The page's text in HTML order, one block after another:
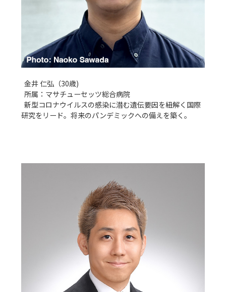
  金井 仁弘（30歳)
  所属：マサチューセッツ総合病院
  新型コロナウイルスの感染に潜む遺伝要因を紐解く国際